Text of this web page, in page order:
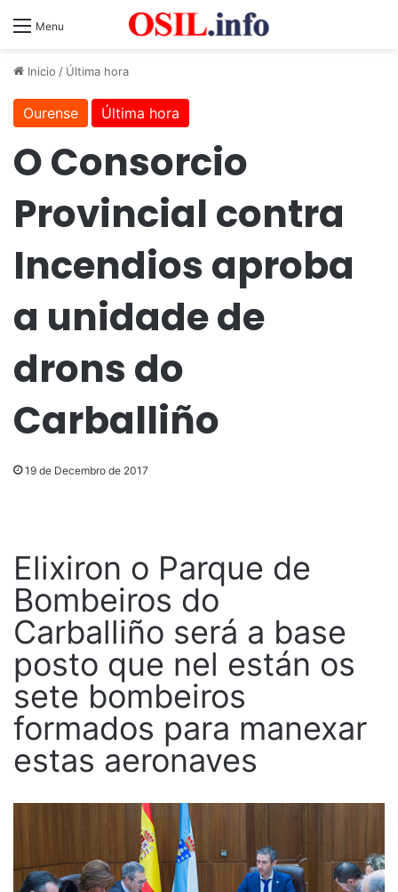
Menu
Inicio / Última hora
Ourense Última hora
O Consorcio
Provincial contra
Incendios aproba
a unidade de
drons do
Carballiño
19 de Decembro de 2017
Elixiron o Parque de
Bombeiros do
Carballiño será a base
posto que nel están os
sete bombeiros
formados para manexar
estas aeronaves